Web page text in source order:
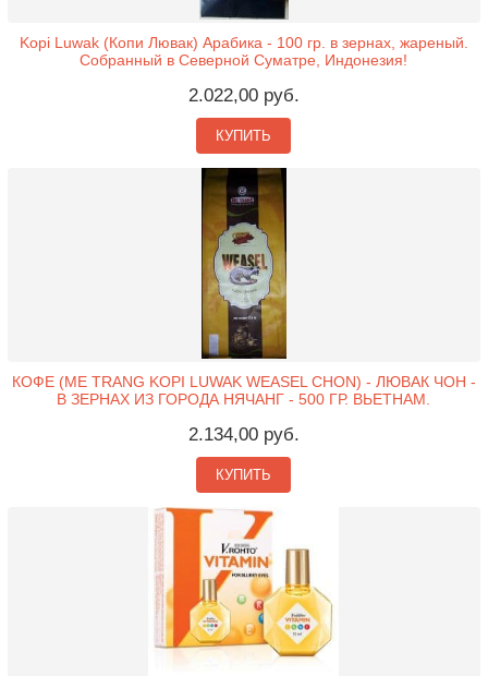
Kopi Luwak (Копи Лювак) Арабика - 100 гр. в зернах, жареный.
Собранный в Северной Суматре, Индонезия!
2.022,00 руб.
КУПИТЬ
КОФЕ (ME TRANG KOPI LUWAK WEASEL CHON) - ЛЮВАК ЧОН -
В ЗЕРНАХ ИЗ ГОРОДА НЯЧАНГ - 500 ГР. ВЬЕТНАМ.
2.134,00 руб.
КУПИТЬ